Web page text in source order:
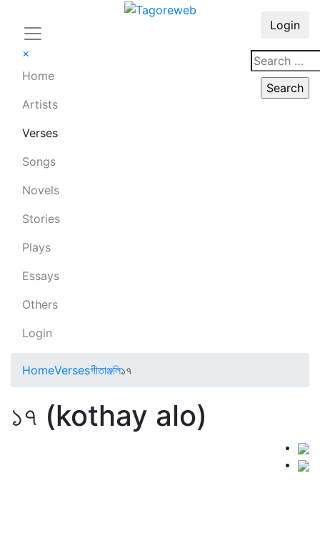
×
Home
Artists
Verses
Songs
Novels
Stories
Plays
Essays
Others
Login
Login
HomeVersesগীতাঞ্জলি১৭
১৭ (kothay alo)